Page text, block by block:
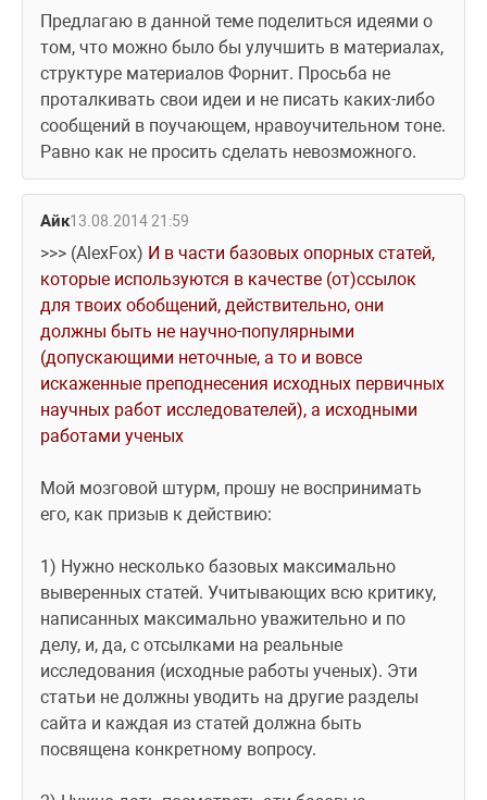
Предлагаю в данной теме поделиться идеями о
том, что можно было бы улучшить в материалах,
структуре материалов Форнит. Просьба не
проталкивать свои идеи и не писать каких-либо
сообщений в поучающем, нравоучительном тоне.
Равно как не просить сделать невозможного.
Айк13.08.2014 21:59
>>> (AlexFox) И в части базовых опорных статей,
которые используются в качестве (от)ссылок
для твоих обобщений, действительно, они
должны быть не научно-популярными
(допускающими неточные, а то и вовсе
искаженные преподнесения исходных первичных
научных работ исследователей), а исходными
работами ученых
Мой мозговой штурм, прошу не воспринимать
его, как призыв к действию:
1) Нужно несколько базовых максимально
выверенных статей. Учитывающих всю критику,
написанных максимально уважительно и по
делу, и, да, с отсылками на реальные
исследования (исходные работы ученых). Эти
статьи не должны уводить на другие разделы
сайта и каждая из статей должна быть
посвящена конкретному вопросу.